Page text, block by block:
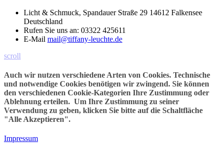
Licht & Schmuck, Spandauer Straße 29 14612 Falkensee
Deutschland
Rufen Sie uns an: 03322 425611
E-Mail mail@tiffany-leuchte.de
scroll
Auch wir nutzen verschiedene Arten von Cookies. Technische
und notwendige Cookies benötigen wir zwingend. Sie können
den verschiedenen Cookie-Kategorien Ihre Zustimmung oder
Ablehnung erteilen. Um Ihre Zustimmung zu seiner
Verwendung zu geben, klicken Sie bitte auf die Schaltfläche
"Alle Akzeptieren".
Impressum